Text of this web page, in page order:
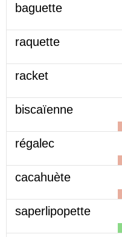
baguette
raquette
racket
biscaïenne
régalec
cacahuète
saperlipopette